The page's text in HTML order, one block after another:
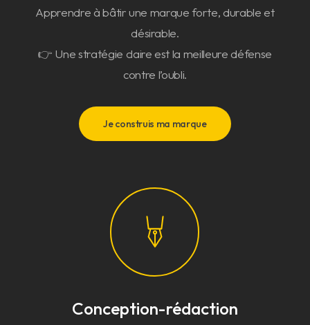
Apprendre à bâtir une marque forte, durable et
désirable.
👉 Une stratégie claire est la meilleure défense
contre l’oubli.
Je construis ma marque
Conception-rédaction